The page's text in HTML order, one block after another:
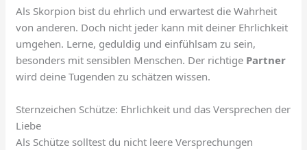
Als Skorpion bist du ehrlich und erwartest die Wahrheit
von anderen. Doch nicht jeder kann mit deiner Ehrlichkeit
umgehen. Lerne, geduldig und einfühlsam zu sein,
besonders mit sensiblen Menschen. Der richtige Partner
wird deine Tugenden zu schätzen wissen.
Sternzeichen Schütze: Ehrlichkeit und das Versprechen der
Liebe
Als Schütze solltest du nicht leere Versprechungen